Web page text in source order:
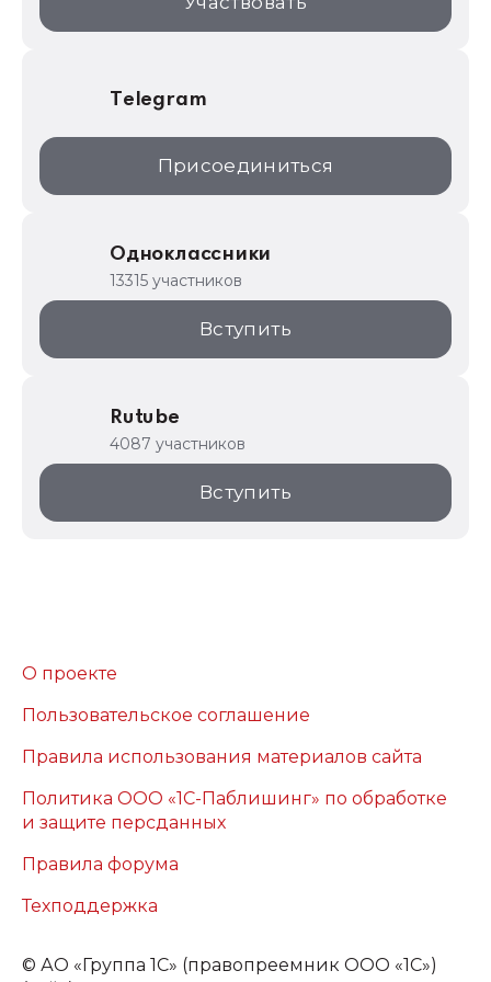
Telegram
Присоединиться
Одноклассники
13315 участников
Вступить
Rutube
4087 участников
Вступить
О проекте
Пользовательское соглашение
Правила использования материалов сайта
Политика ООО «1С-Паблишинг» по обработке
и защите персданных
Правила форума
Техподдержка
© АО «Группа 1С» (правопреемник ООО «1С»)